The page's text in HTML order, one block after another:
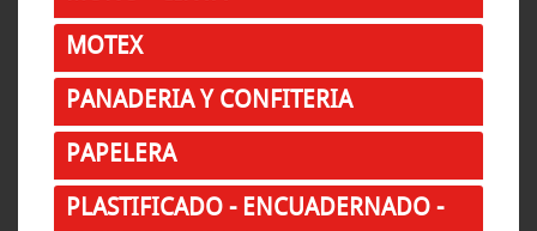
MOTEX
PANADERIA Y CONFITERIA
PAPELERA
PLASTIFICADO - ENCUADERNADO -